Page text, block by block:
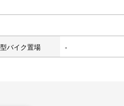
バイク置場 -